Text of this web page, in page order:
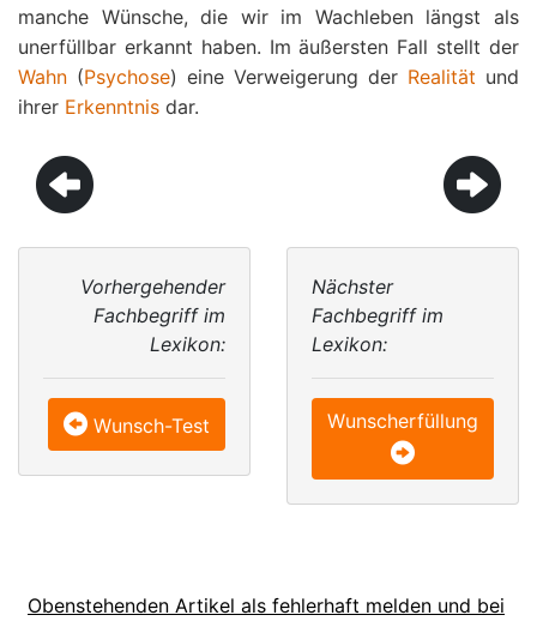
manche Wünsche, die wir im Wachleben längst als
unerfüllbar erkannt haben. Im äußersten Fall stellt der
Wahn (Psychose) eine Verweigerung der Realität und
ihrer Erkenntnis dar.
Vorhergehender
Fachbegriff im
Lexikon:
Wunsch-Test
Nächster
Fachbegriff im
Lexikon:
Wunscherfüllung
Obenstehenden Artikel als fehlerhaft melden und bei